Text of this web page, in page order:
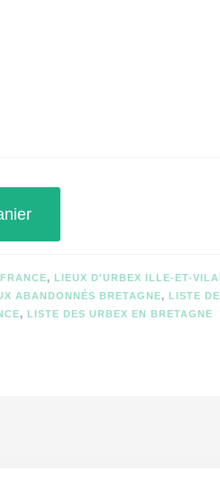
, LIEUX D'URBEX ILLE-ET-
ABANDONNÉS BRETAGNE, LISTE
, LISTE DES URBEX EN BRETAGNE